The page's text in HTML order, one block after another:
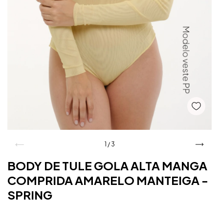
1 / 3
BODY DE TULE GOLA ALTA MANGA
COMPRIDA AMARELO MANTEIGA -
SPRING